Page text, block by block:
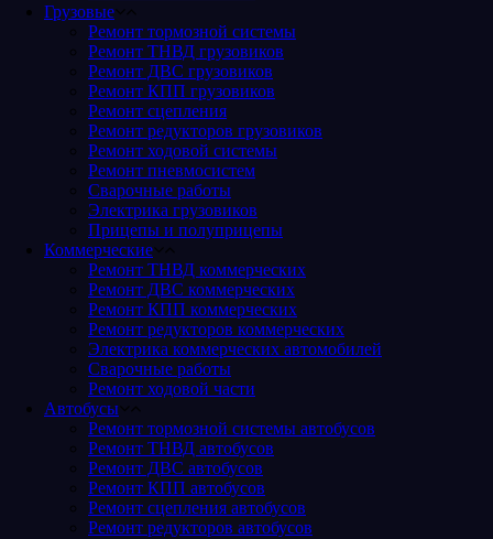
Грузовые
Ремонт тормозной системы
Ремонт ТНВД грузовиков
Ремонт ДВС грузовиков
Ремонт КПП грузовиков
Ремонт сцепления
Ремонт редукторов грузовиков
Ремонт ходовой системы
Ремонт пневмосистем
Сварочные работы
Электрика грузовиков
Прицепы и полуприцепы
Коммерческие
Ремонт ТНВД коммерческих
Ремонт ДВС коммерческих
Ремонт КПП коммерческих
Ремонт редукторов коммерческих
Электрика коммерческих автомобилей
Сварочные работы
Ремонт ходовой части
Автобусы
Ремонт тормозной системы автобусов
Ремонт ТНВД автобусов
Ремонт ДВС автобусов
Ремонт КПП автобусов
Ремонт сцепления автобусов
Ремонт редукторов автобусов